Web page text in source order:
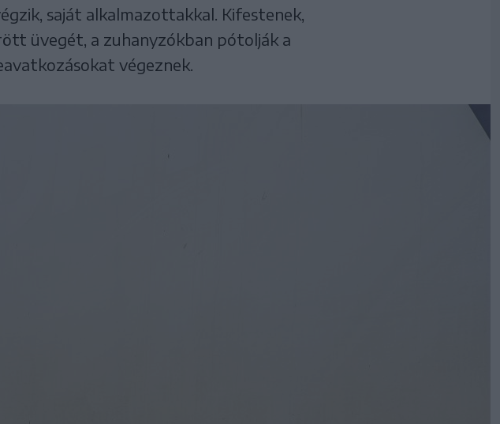
saját alkalmazottakkal. Kifestenek,
üvegét, a zuhanyzókban pótolják a
végeznek.